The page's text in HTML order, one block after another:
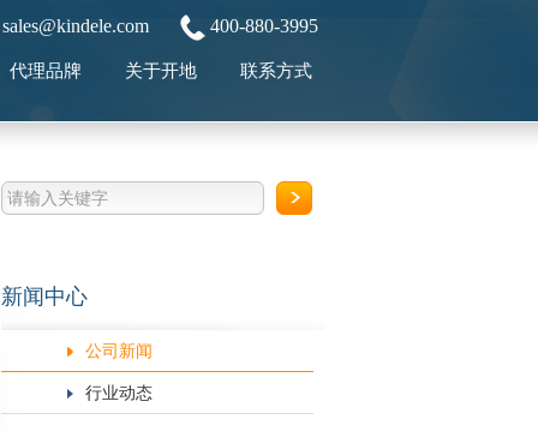
sales@kindele.com 400-880-3995
代理品牌 关于开地 联系方式
新闻中心
公司新闻
行业动态